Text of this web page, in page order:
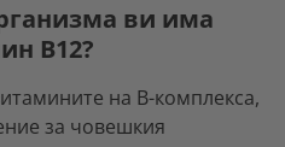
ви има
В12?
на В-комплекса,
за човешкия